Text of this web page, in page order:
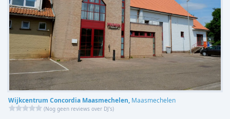
Wijkcentrum Concordia Maasmechelen, Maasmechelen
(Nog geen reviews over DJ's)